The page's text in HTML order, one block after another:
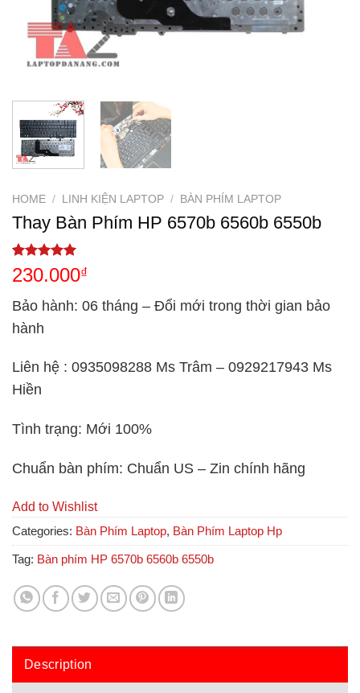
HOME / LINH KIỆN LAPTOP / BÀN PHÍM LAPTOP
Thay Bàn Phím HP 6570b 6560b 6550b
Rated 5.00
out of 5
2
customer
ratings
230.000₫
Bảo hành: 06 tháng – Đổi mới trong thời gian bảo
hành
Liên hệ : 0935098288 Ms Trâm – 0929217943 Ms
Hiền
Tình trạng: Mới 100%
Chuẩn bàn phím: Chuẩn US – Zin chính hãng
Add to Wishlist
Categories: Bàn Phím Laptop, Bàn Phím Laptop Hp
Tag: Bàn phím HP 6570b 6560b 6550b
Description